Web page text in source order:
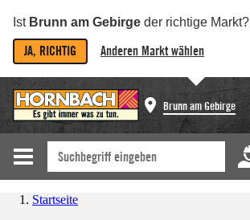
Ist Brunn am Gebirge der richtige Markt?
JA, RICHTIG Anderen Markt wählen
Brunn am Gebirge
Startseite